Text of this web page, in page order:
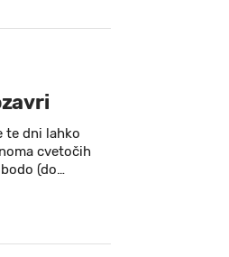
te dni lahko
cvetočih
(do…